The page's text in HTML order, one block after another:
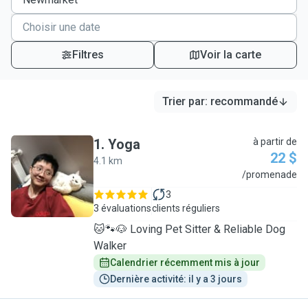
Filtres Voir la carte
Trier par: recommandé
Y
1. Yoga
4.1 km
à partir de
22 $
/promenade
3 évaluations
3
clients réguliers
🐱🐾🐶 Loving Pet Sitter & Reliable Dog
Walker
Calendrier récemment mis à jour
Dernière activité: il y a 3 jours